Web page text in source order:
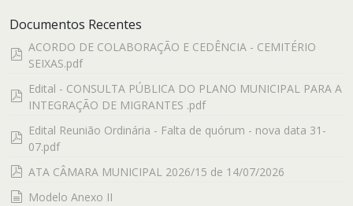
Documentos Recentes
pdf
ACORDO DE COLABORAÇÃO E CEDÊNCIA - CEMITÉRIO
SEIXAS.pdf
pdf
Edital - CONSULTA PÚBLICA DO PLANO MUNICIPAL PARA A
INTEGRAÇÃO DE MIGRANTES .pdf
pdf
Edital Reunião Ordinária - Falta de quórum - nova data 31-
07.pdf
pdf
ATA CÂMARA MUNICIPAL 2026/15 de 14/07/2026
documento
Modelo Anexo II